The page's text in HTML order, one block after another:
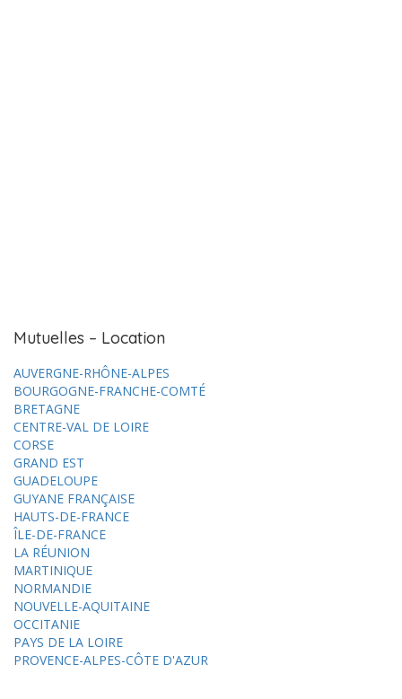
Mutuelles – Location
AUVERGNE-RHÔNE-ALPES
BOURGOGNE-FRANCHE-COMTÉ
BRETAGNE
CENTRE-VAL DE LOIRE
CORSE
GRAND EST
GUADELOUPE
GUYANE FRANÇAISE
HAUTS-DE-FRANCE
ÎLE-DE-FRANCE
LA RÉUNION
MARTINIQUE
NORMANDIE
NOUVELLE-AQUITAINE
OCCITANIE
PAYS DE LA LOIRE
PROVENCE-ALPES-CÔTE D'AZUR